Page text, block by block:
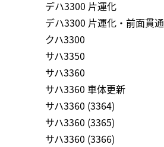
デハ3300 片運化
デハ3300 片運化・前面貫通
クハ3300
サハ3350
サハ3360
サハ3360 車体更新
サハ3360 (3364)
サハ3360 (3365)
サハ3360 (3366)